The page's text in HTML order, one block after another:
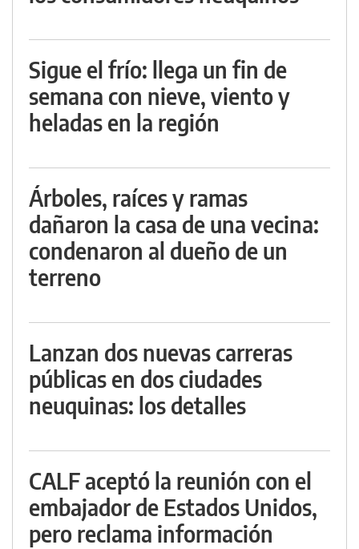
Sigue el frío: llega un fin de
semana con nieve, viento y
heladas en la región
Árboles, raíces y ramas
dañaron la casa de una vecina:
condenaron al dueño de un
terreno
Lanzan dos nuevas carreras
públicas en dos ciudades
neuquinas: los detalles
CALF aceptó la reunión con el
embajador de Estados Unidos,
pero reclama información